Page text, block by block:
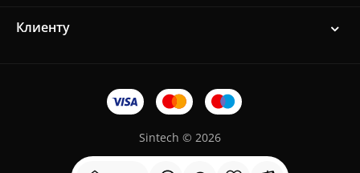
Клиенту
Sintech © 2026